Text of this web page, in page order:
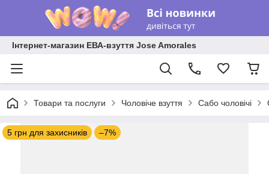
Інтернет-магазин ЕВА-взуття Jose Amorales
Товари та послуги Чоловіче взуття Сабо чоловічі
5 грн для захисників –7%